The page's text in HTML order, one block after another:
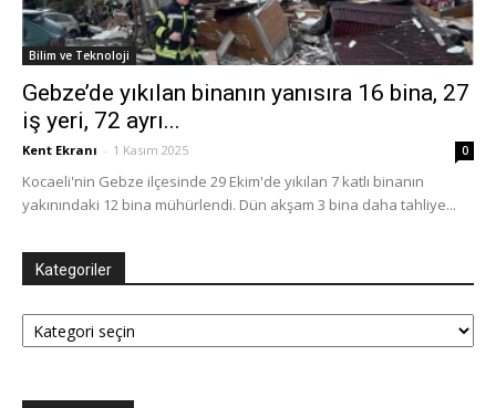
Bilim ve Teknoloji
Gebze’de yıkılan binanın yanısıra 16 bina, 27
iş yeri, 72 ayrı...
Kent Ekranı - 1 Kasım 2025 0
Kocaeli'nin Gebze ilçesinde 29 Ekim'de yıkılan 7 katlı binanın
yakınındaki 12 bina mühürlendi. Dün akşam 3 bina daha tahliye...
Kategoriler
Kategoriler